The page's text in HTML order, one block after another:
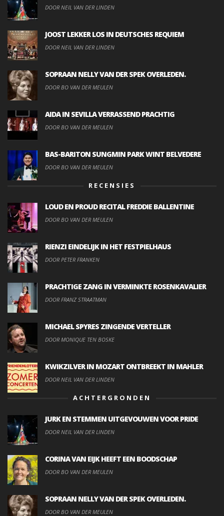
DOOR NEIL VAN DER LINDEN
JOOST LEKKER LOS IN DEUTSCHES REQUIEM
DOOR NEIL VAN DER LINDEN
SOPRAAN NELLY VAN DER SPEK OVERLEDEN.
DOOR BO VAN DER MEULEN
AIDA IN SEVILLA VERRASSEND PRACHTIG
DOOR BO VAN DER MEULEN
BAS-BARITON SUNGMIN PARK WINT BELVEDERE
DOOR BO VAN DER MEULEN
RECENSIES
LOUD EN PROUD RECITAL FREDDIE BALLENTINE
DOOR BO VAN DER MEULEN
RIENZI EINDELIJK IN HET FESTPIELHAUS
DOOR PETER FRANKEN
PRACHTIGE ZANG IN VERMINKTE ROSENKAVALIER
DOOR FRANZ STRAATMAN
MICHAEL SPYRES ZINGENDE VERTELLER
DOOR MONIQUE TEN BOSKE
KWIKZILVER IN MOZART ONTBREEKT IN MAHLER
DOOR NEIL VAN DER LINDEN
ACHTERGRONDEN
JURK EN STEMMEN UITGEVOUWEN VOOR PRIDE
DOOR NEIL VAN DER LINDEN
CORINA VAN EIJK HEEFT EEN BOODSCHAP
DOOR BO VAN DER MEULEN
SOPRAAN NELLY VAN DER SPEK OVERLEDEN.
DOOR BO VAN DER MEULEN